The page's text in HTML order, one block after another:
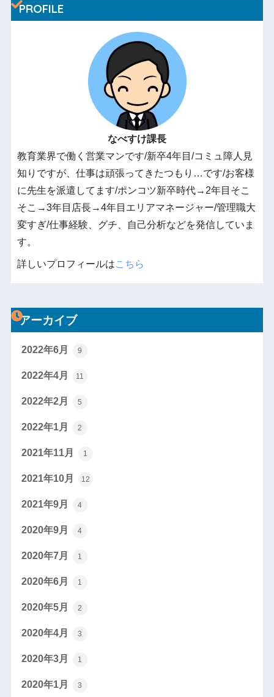
PROFILE
なべすけ課長
教育業界で働く営業マンです/新卒4年目/コミュ障人見
知りですが、仕事は頑張ってきたつもり…です/お客様
に先生を派遣してます/ポンコツ新卒時代→2年目そこ
そこ→3年目店長→4年目エリアマネージャー/管理職大
変すぎ/仕事経験、グチ、自己分析などを発信していま
す。
詳しいプロフィールはこちら
アーカイブ
2022年6月 9
2022年4月 11
2022年2月 5
2022年1月 2
2021年11月 1
2021年10月 12
2021年9月 4
2020年9月 4
2020年7月 1
2020年6月 1
2020年5月 2
2020年4月 3
2020年3月 1
2020年1月 3